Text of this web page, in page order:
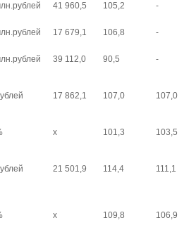
41 960,5 105,2 -
17 679,1 106,8 -
39 112,0 90,5 -
17 862,1 107,0 107,0
x 101,3 103,5
21 501,9 114,4 111,1
x 109,8 106,9